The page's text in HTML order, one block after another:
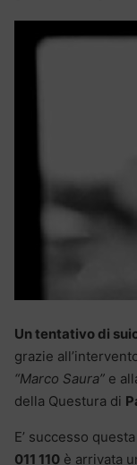
Un tentativo di
grazie
“Marco Saura” e
della Questura di
E’ successo
011 110 è arrivata